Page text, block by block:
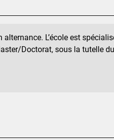
L’école est
Doctorat, sous la tutelle